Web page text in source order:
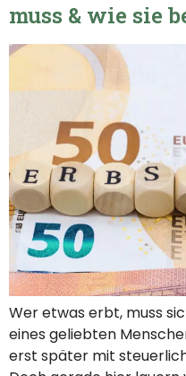
muss & wie sie
Wer etwas erbt, muss
eines geliebten
erst später mit